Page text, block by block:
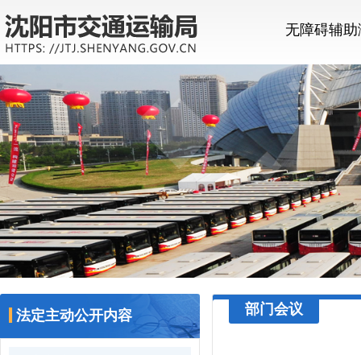
无障碍辅
法定主动公开内容 部门会议